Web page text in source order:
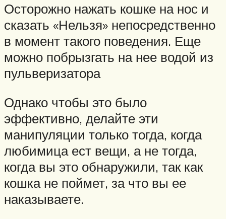
Осторожно нажать кошке на нос и
сказать «Нельзя» непосредственно
в момент такого поведения. Еще
можно побрызгать на нее водой из
пульверизатора
Однако чтобы это было
эффективно, делайте эти
манипуляции только тогда, когда
любимица ест вещи, а не тогда,
когда вы это обнаружили, так как
кошка не поймет, за что вы ее
наказываете.